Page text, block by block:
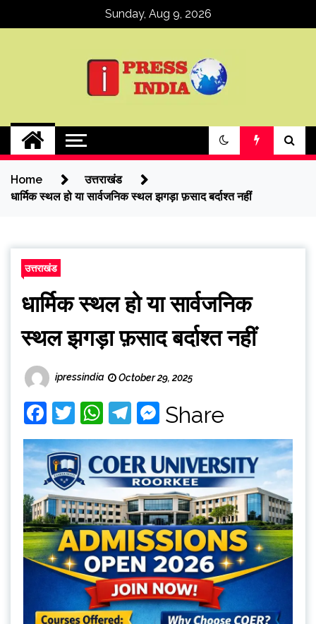
Sunday, Aug 9, 2026
ipressindia
Home
उत्तराखंड
धार्मिक स्थल हो या सार्वजनिक स्थल झगड़ा फ़साद बर्दाश्त नहीं
उत्तराखंड
धार्मिक स्थल हो या सार्वजनिक
स्थल झगड़ा फ़साद बर्दाश्त नहीं
ipressindia October 29, 2025
Facebook
Twitter
WhatsApp
Telegram
Messenger
Share